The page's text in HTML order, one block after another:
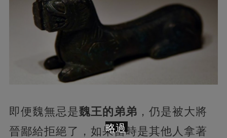
即便魏無忌是魏王的弟弟 ，仍是被大將
晉鄙給拒絕了，如果當時是其他人拿著
略過